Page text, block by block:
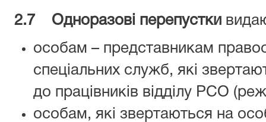
2.7 Одноразові перепустки
особам – представникам
спеціальних служб, які
до працівників відділу РСО
особам, які звертаються на